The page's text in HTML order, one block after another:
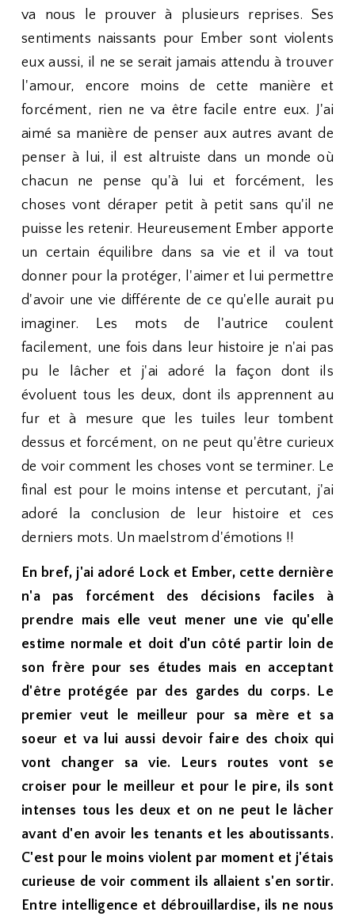
va nous le prouver à plusieurs reprises. Ses
sentiments naissants pour Ember sont violents
eux aussi, il ne se serait jamais attendu à trouver
l'amour, encore moins de cette manière et
forcément, rien ne va être facile entre eux. J'ai
aimé sa manière de penser aux autres avant de
penser à lui, il est altruiste dans un monde où
chacun ne pense qu'à lui et forcément, les
choses vont déraper petit à petit sans qu'il ne
puisse les retenir. Heureusement Ember apporte
un certain équilibre dans sa vie et il va tout
donner pour la protéger, l'aimer et lui permettre
d'avoir une vie différente de ce qu'elle aurait pu
imaginer. Les mots de l'autrice coulent
facilement, une fois dans leur histoire je n'ai pas
pu le lâcher et j'ai adoré la façon dont ils
évoluent tous les deux, dont ils apprennent au
fur et à mesure que les tuiles leur tombent
dessus et forcément, on ne peut qu'être curieux
de voir comment les choses vont se terminer. Le
final est pour le moins intense et percutant, j'ai
adoré la conclusion de leur histoire et ces
derniers mots. Un maelstrom d'émotions !!
En bref, j'ai adoré Lock et Ember, cette dernière
n'a pas forcément des décisions faciles à
prendre mais elle veut mener une vie qu'elle
estime normale et doit d'un côté partir loin de
son frère pour ses études mais en acceptant
d'être protégée par des gardes du corps. Le
premier veut le meilleur pour sa mère et sa
soeur et va lui aussi devoir faire des choix qui
vont changer sa vie. Leurs routes vont se
croiser pour le meilleur et pour le pire, ils sont
intenses tous les deux et on ne peut le lâcher
avant d'en avoir les tenants et les aboutissants.
C'est pour le moins violent par moment et j'étais
curieuse de voir comment ils allaient s'en sortir.
Entre intelligence et débrouillardise, ils ne nous